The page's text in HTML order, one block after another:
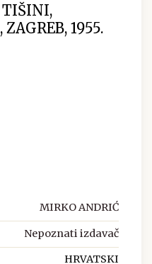
TIŠINI,
1955.
MIRKO ANDRIĆ
Nepoznati izdavač
HRVATSKI